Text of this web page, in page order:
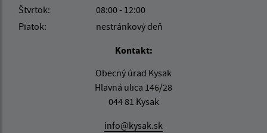
Štvrtok:
08:00 - 12:00
Piatok:
nestránkový deň
Kontakt:
Obecný úrad Kysak
Hlavná ulica 146/28
044 81 Kysak
info@kysak.sk